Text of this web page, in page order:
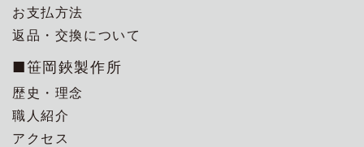
お支払方法
返品・交換について
■笹岡鋏製作所
歴史・理念
職人紹介
アクセス